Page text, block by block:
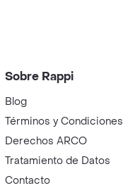
Sobre Rappi
Blog
Términos y Condiciones
Derechos ARCO
Tratamiento de Datos
Contacto